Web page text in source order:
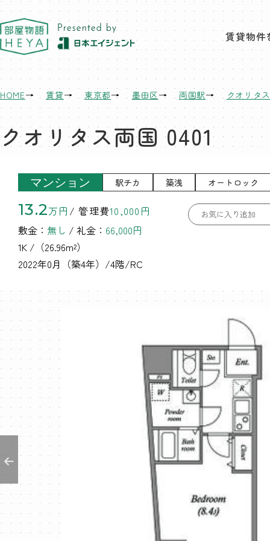
東京 部屋物語
賃貸物件
HOME 賃貸 東京都 墨田区 両国駅 クオリタ
クオリタス両国 0401
マンション 駅チカ 築浅 オートロック
お気に入り追加
13.2万円 / 管理費10,000円
敷金： 無し / 礼金： 66,000円
1K /（26.96m²）
2022年0月（築4年）/4階/RC